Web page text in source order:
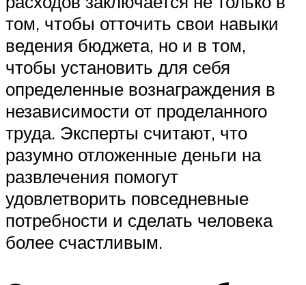
том, чтобы отточить свои навыки
ведения бюджета, но и в том,
чтобы установить для себя
определенные вознаграждения в
независимости от проделанного
труда. Эксперты считают, что
разумно отложенные деньги на
развлечения помогут
удовлетворить повседневные
потребности и сделать человека
более счастливым.